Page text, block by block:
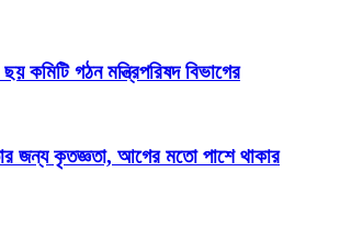
কমিটি গঠন মন্ত্রিপরিষদ বিভাগের
জন্য কৃতজ্ঞতা, আগের মতো পাশে থাকার